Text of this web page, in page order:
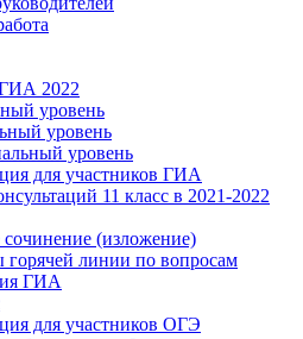
2022
уровень
уровень
уровень
для участников ГИА
11 класс в 2021-2022
сочинение (изложение)
горячей линии по вопросам
ГИА
для участников ОГЭ